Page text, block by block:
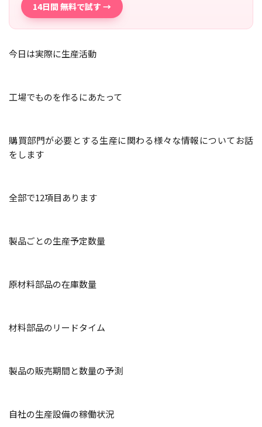
14日間 無料で試す →
今日は実際に生産活動
工場でものを作るにあたって
購買部門が必要とする生産に関わる様々な情報についてお話
をします
全部で12項目あります
製品ごとの生産予定数量
原材料部品の在庫数量
材料部品のリードタイム
製品の販売期間と数量の予測
自社の生産設備の稼働状況